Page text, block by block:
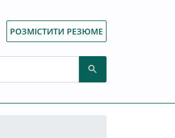
РОЗМІСТИТИ РЕЗЮМЕ